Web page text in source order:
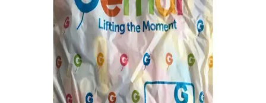
Markalar Ürünleri Analizi
BalonEvi'nin 100 adet renkli su balonu ile 500 adet genel markalar
su balonunu karşılaştırıyoruz, kalite, fiyat ve kullanım kolaylığı gibi
önemli detayları bulabilirsiniz.
50 Adet Karışık Renkli Su Balonu Seti Bahçe ve
Partiler İçin Uygun